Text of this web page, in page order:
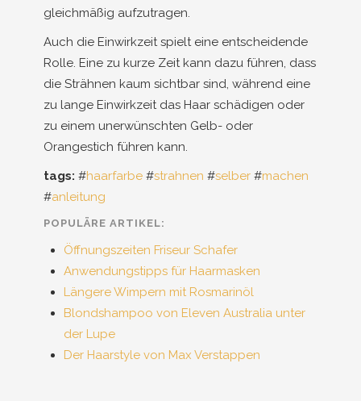
gleichmäßig aufzutragen.
Auch die Einwirkzeit spielt eine entscheidende
Rolle. Eine zu kurze Zeit kann dazu führen, dass
die Strähnen kaum sichtbar sind, während eine
zu lange Einwirkzeit das Haar schädigen oder
zu einem unerwünschten Gelb- oder
Orangestich führen kann.
tags: #haarfarbe #strahnen #selber #machen
#anleitung
POPULÄRE ARTIKEL:
Öffnungszeiten Friseur Schafer
Anwendungstipps für Haarmasken
Längere Wimpern mit Rosmarinöl
Blondshampoo von Eleven Australia unter
der Lupe
Der Haarstyle von Max Verstappen